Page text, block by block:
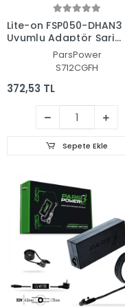
Lite-on FSP050-DHAN3
Uyumlu Adaptör Şarj
Aleti-Cihazı (Pars
ParsPower
S712CGFH
372,53 TL
Sepete Ekle